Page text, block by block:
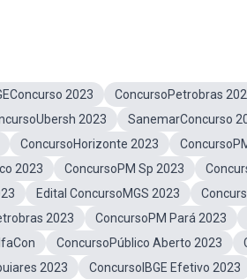
2023 ConcursoPetrobras
2023 SanemarConcurso
ConcursoHorizonte 2023
2023 ConcursoPM Sp 2023
Edital ConcursoMGS 2023
2023 ConcursoPM Pará 2023
ConcursoPúblico Aberto 2023
2023 ConcursoIBGE Efetivo 2023